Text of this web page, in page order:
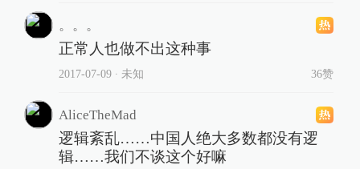
。。。
正常人也做不出这种事
2017-07-09∙ 未知 36赞
AliceTheMad
逻辑紊乱……中国人绝大多数都没有逻
辑……我们不谈这个好嘛